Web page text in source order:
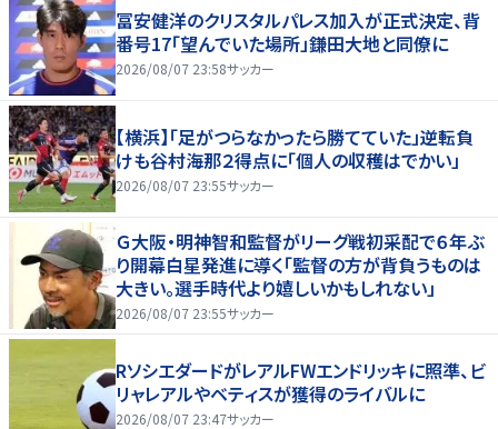
冨安健洋のクリスタルパレス加入が正式決定、背
番号17「望んでいた場所」鎌田大地と同僚に
2026/08/07 23:58サッカー
【横浜】「足がつらなかったら勝てていた」逆転負
けも谷村海那２得点に「個人の収穫はでかい」
2026/08/07 23:55サッカー
Ｇ大阪・明神智和監督がリーグ戦初采配で６年ぶ
り開幕白星発進に導く「監督の方が背負うものは
大きい。選手時代より嬉しいかもしれない」
2026/08/07 23:55サッカー
RソシエダードがレアルFWエンドリッキに照準、ビ
リャレアルやベティスが獲得のライバルに
2026/08/07 23:47サッカー